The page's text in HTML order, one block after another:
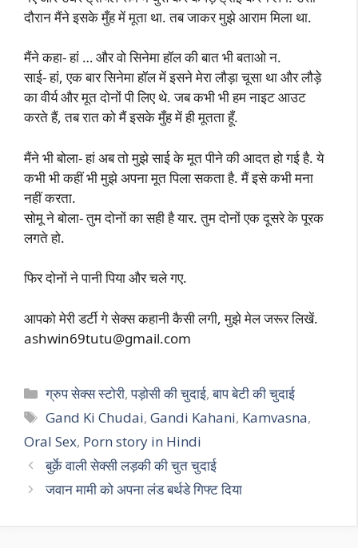
दौरान मैंने इसके मुँह में मूता था. तब जाकर मुझे आराम मिला था.
मैंने कहा- हां … और वो सिनेमा हॉल की बात भी बताओ न.
साई- हां, एक बार सिनेमा हॉल में इसने मेरा लौड़ा चूसा था और लौड़े
का वीर्य और मूत दोनों पी लिए थे. जब कभी भी हम नाइट आउट
करते हैं, तब रात को मैं इसके मुँह में ही मूतता हूँ.
मैंने भी बोला- हां अब तो मुझे साई के मूत पीने की आदत हो गई है. ये
कभी भी कहीं भी मुझे अपना मूत पिला सकता है. मैं इसे कभी मना
नहीं करता.
सोमू ने बोला- तुम दोनों का सही है यार. तुम दोनों एक दूसरे के पूरक
लगते हो.
फिर दोनों ने पानी पिया और चले गए.
आपको मेरी डर्टी गे सेक्स कहानी कैसी लगी, मुझे मेल जरूर लिखें.
ashwin69tutu@gmail.com
Categories
ग्रुप सेक्स स्टोरी,पड़ोसी की चुदाई,बाप बेटी की चुदाई
Tags
Gand Ki Chudai,Gandi Kahani, Kamvasna,
Oral Sex, Porn story in Hindi
बुर्क़े वाली सेक्सी लड़की की चुत चुदाई
जवान मामी को अपना लंड बर्थडे गिफ्ट दिया